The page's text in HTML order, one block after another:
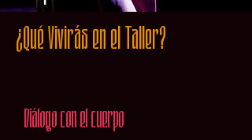
¿Qué Vivirás en el Taller?
Diálogo con el cuerpo